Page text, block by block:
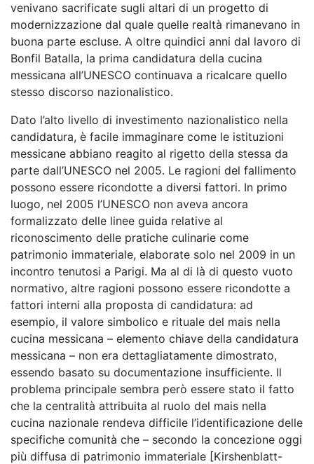
venivano sacrificate sugli altari di un progetto di
modernizzazione dal quale quelle realtà rimanevano in
buona parte escluse. A oltre quindici anni dal lavoro di
Bonfil Batalla, la prima candidatura della cucina
messicana all’UNESCO continuava a ricalcare quello
stesso discorso nazionalistico.
Dato l’alto livello di investimento nazionalistico nella
candidatura, è facile immaginare come le istituzioni
messicane abbiano reagito al rigetto della stessa da
parte dall’UNESCO nel 2005. Le ragioni del fallimento
possono essere ricondotte a diversi fattori. In primo
luogo, nel 2005 l’UNESCO non aveva ancora
formalizzato delle linee guida relative al
riconoscimento delle pratiche culinarie come
patrimonio immateriale, elaborate solo nel 2009 in un
incontro tenutosi a Parigi. Ma al di là di questo vuoto
normativo, altre ragioni possono essere ricondotte a
fattori interni alla proposta di candidatura: ad
esempio, il valore simbolico e rituale del mais nella
cucina messicana – elemento chiave della candidatura
messicana – non era dettagliatamente dimostrato,
essendo basato su documentazione insufficiente. Il
problema principale sembra però essere stato il fatto
che la centralità attribuita al ruolo del mais nella
cucina nazionale rendeva difficile l’identificazione delle
specifiche comunità che – secondo la concezione oggi
più diffusa di patrimonio immateriale [Kirshenblatt-